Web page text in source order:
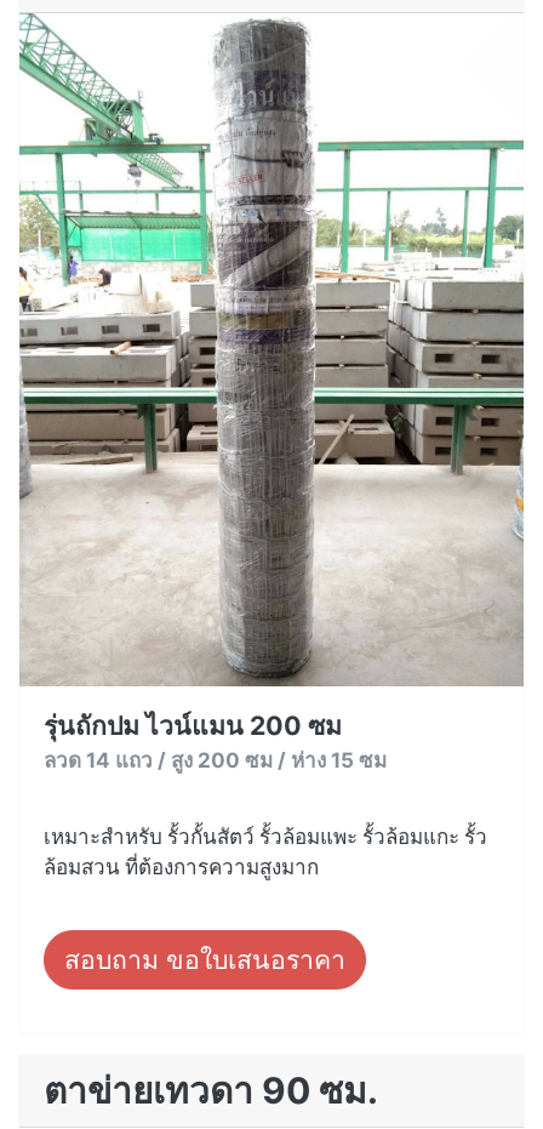
รุ่นถักปม ไวน์แมน 200 ซม
ลวด 14 แถว / สูง 200 ซม / ห่าง 15 ซม
เหมาะสำหรับ รั้วกั้นสัตว์ รั้วล้อมแพะ รั้วล้อมแกะ รั้ว
ล้อมสวน ที่ต้องการความสูงมาก
สอบถาม ขอใบเสนอราคา
ตาข่ายเทวดา 90 ซม.